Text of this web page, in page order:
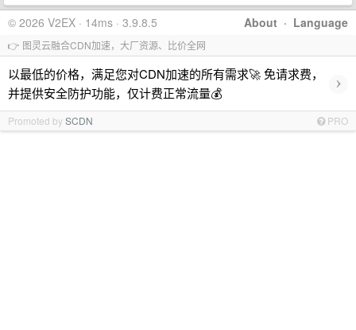
About · Language
© 2026 V2EX · 14ms · 3.9.8.5
👉 图灵云融合CDN加速，大厂资源、比价全网
以最低的价格，满足您对CDN加速的所有需求🚀 免请求费，
并提供安全防护功能，仅计费正常流量💰
›
Promoted bySCDN PRO